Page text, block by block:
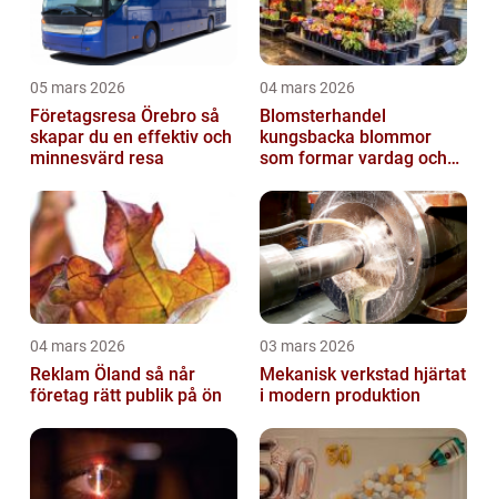
05 mars 2026
Företagsresa Örebro så
skapar du en effektiv och
minnesvärd resa
04 mars 2026
Blomsterhandel
kungsbacka blommor
som formar vardag och
04 mars 2026
Reklam Öland så når
företag rätt publik på ön
03 mars 2026
Mekanisk verkstad hjärtat
i modern produktion